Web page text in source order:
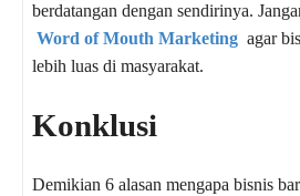
berdatangan dengan sendirinya.
Word of Mouth Marketing agar
lebih luas di masyarakat.
Konklusi
Demikian 6 alasan mengapa bisnis